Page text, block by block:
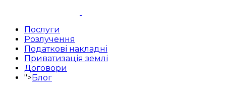
Послуги
Розлучення
Податкові накладні
Приватизація землі
Договори
">Блог